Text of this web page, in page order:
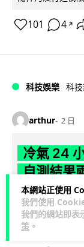
本網站正使用
我們使用
我們的網站即表
策 。
101 4 ↗
科技娛樂 科
arthur 2 日
冷氣 24
自測結果
你信唔信冷氣長
實測結果兩極，
過千。電力部門話